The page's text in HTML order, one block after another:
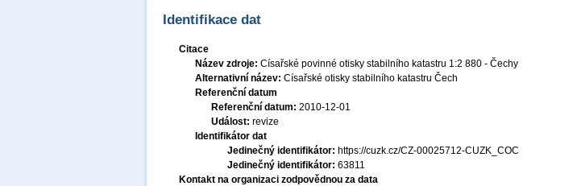
Identifikace dat
Citace
Název zdroje: Císařské povinné otisky stabilního katastru 1:2 880 - Čechy
Alternativní název: Císařské otisky stabilního katastru Čech
Referenční datum
Referenční datum: 2010-12-01
Událost: revize
Identifikátor dat
Jedinečný identifikátor: https://cuzk.cz/CZ-00025712-CUZK_COC
Jedinečný identifikátor: 63811
Kontakt na organizaci zodpovědnou za data